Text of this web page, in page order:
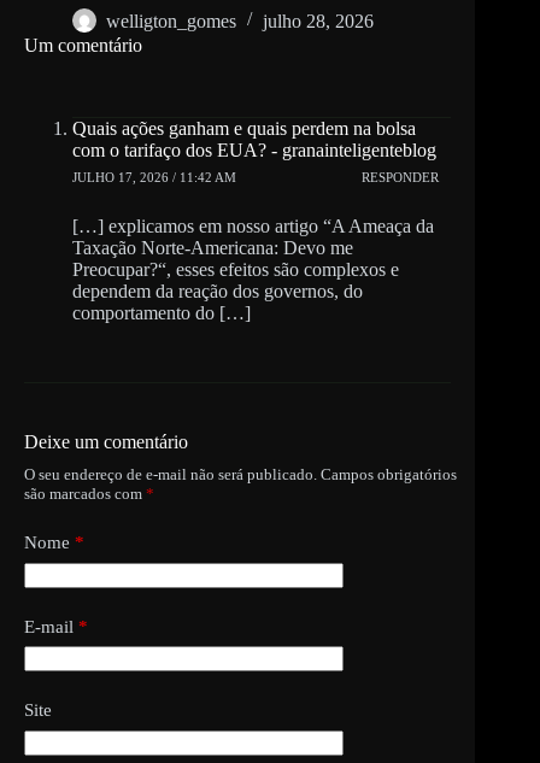
welligton_gomes
julho 28, 2026
Um comentário
Quais ações ganham e quais perdem na bolsa
com o tarifaço dos EUA? - granainteligenteblog
JULHO 17, 2026 / 11:42 AM RESPONDER
[…] explicamos em nosso artigo “A Ameaça da
Taxação Norte-Americana: Devo me
Preocupar?“, esses efeitos são complexos e
dependem da reação dos governos, do
comportamento do […]
Deixe um comentário
O seu endereço de e-mail não será publicado. Campos obrigatórios
são marcados com *
Nome *
E-mail *
Site